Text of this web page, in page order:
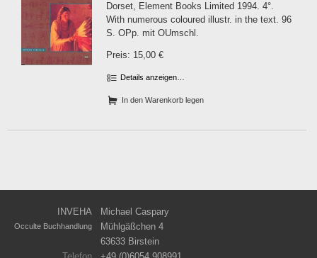
Dorset, Element Books Limited 1994. 4°.
With numerous coloured illustr. in the text. 96
S. OPp. mit OUmschl.
Preis: 15,00 €
Details anzeigen…
In den Warenkorb legen
INVEHA Michael Caspary
Occulte Buchhandlung
Mühlgäßchen 4
63633 Birstein